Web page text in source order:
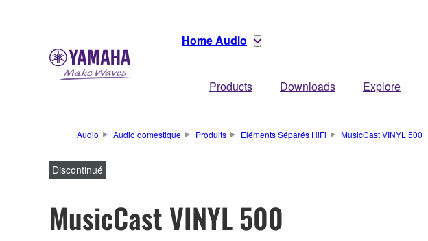
Home Audio
Products Downloads Explore
Audio Audio domestique Produits Eléments Séparés HiFi MusicCast VINYL 500
Discontinué
MusicCast VINYL 500